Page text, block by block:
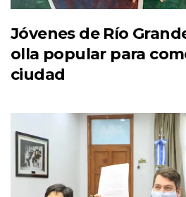
Jóvenes de Río
olla popular para
ciudad